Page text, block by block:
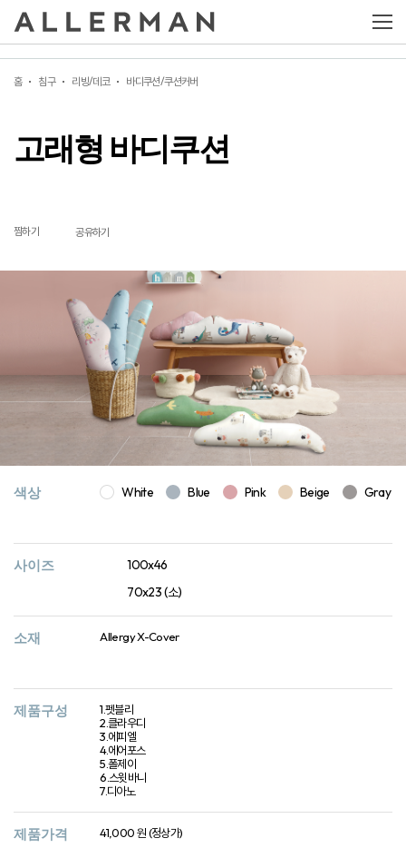
홈 침구 리빙/데코 바디쿠션/쿠션커버
고래형 바디쿠션
찜하기 공유하기
고래형 바디쿠션
색상 White Blue Pink Beige Gray
사이즈
100x46
70x23 (소)
소재 Allergy X-Cover
제품구성
1.펫블리
2.클라우디
3.에피엘
4.에어포스
5.폴제이
6.스윗바니
7.디아노
제품가격 41,000 원 (정상가)